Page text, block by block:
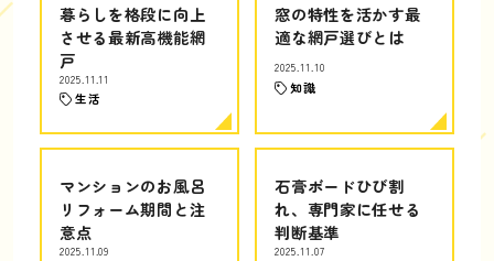
暮らしを格段に向上
させる最新高機能網
戸
2025.11.11
生活
窓の特性を活かす最
適な網戸選びとは
2025.11.10
知識
マンションのお風呂
リフォーム期間と注
意点
2025.11.09
石膏ボードひび割
れ、専門家に任せる
判断基準
2025.11.07